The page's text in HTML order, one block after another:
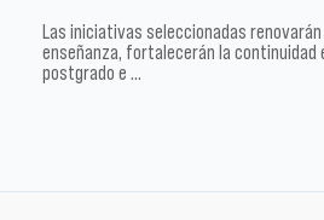
Las iniciativas seleccionadas
enseñanza, fortalecerán la continuidad
postgrado e …